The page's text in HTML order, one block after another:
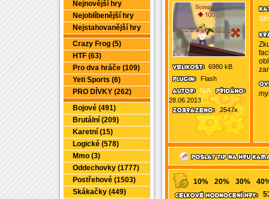
Nejnovější hry
Nejoblíbenější hry
Nejstahovanější hry
Crazy Frog (5)
HTF (63)
Pro dva hráče (109)
Yeti Sports (6)
PRO DÍVKY (262)
Bojové (491)
Brutální (209)
Karetní (15)
Logické (578)
Mmo (3)
Oddechovky (1777)
Postřehové (1503)
Skákačky (449)
6980 kB
Flash
N/A
28.06.2013
2547x
10% 20% 30%